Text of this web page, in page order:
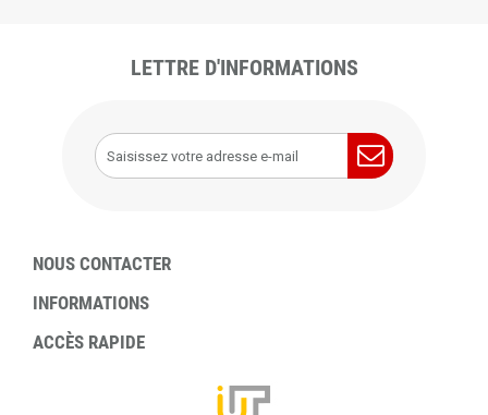
LETTRE D'INFORMATIONS
NOUS CONTACTER
INFORMATIONS
ACCÈS RAPIDE